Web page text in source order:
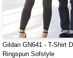
Gildan GN641 - T-Shirt
Ringspun Sofstyle